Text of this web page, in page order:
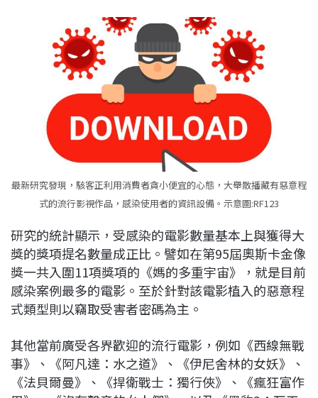
最新研究發現，駭客正利用消費者貪小便宜的心態，大舉散播藏有惡意程
式的流行影視作品，感染使用者的資訊設備。示意圖:RF123
研究的統計顯示，受感染的電影數量基本上與獲得大
獎的獎項提名數量成正比。譬如在第95屆奧斯卡金像
獎一共入圍11項獎項的《媽的多重宇宙》，就是目前
感染案例最多的電影。至於針對該電影植入的惡意程
式類型則以竊取受害者密碼為主。
其他當前廣受各界歡迎的流行電影，例如《西線無戰
事》、《阿凡達：水之道》、《伊尼舍林的女妖》、
《法貝爾曼》、《捍衛戰士：獨行俠》、《瘋狂富作